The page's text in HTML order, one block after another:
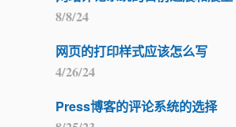
8/8/24
4/26/24
网页的打印样式应该怎么写
Press博客的评论系统的选择